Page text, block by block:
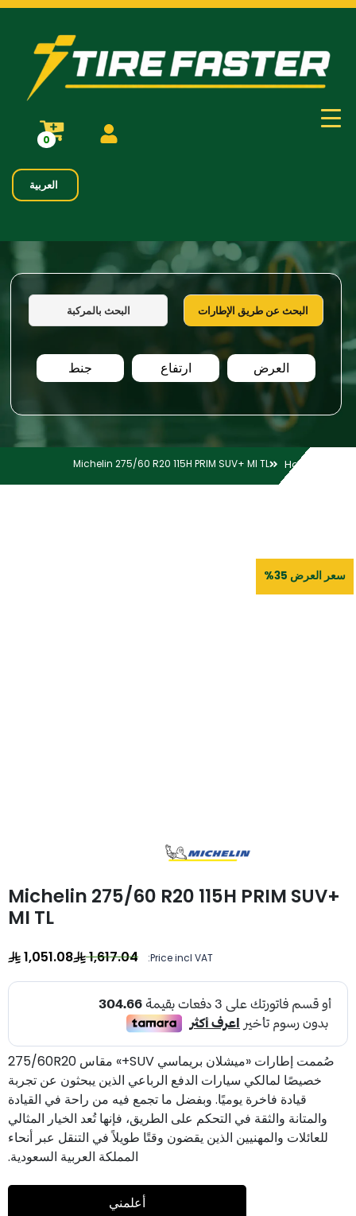
0
العربية
البحث عن طريق الإطارات البحث بالمركبة
العرض ارتفاع جنط
Home
Michelin 275/60 R20 115H PRIM SUV+ MI TL
سعر العرض 35%
Michelin 275/60 R20 115H PRIM SUV+
MI TL
Price incl VAT:
1,617.04
1,051.08
صُممت إطارات «ميشلان بريماسي SUV+» مقاس 275/60R20
خصيصًا لمالكي سيارات الدفع الرباعي الذين يبحثون عن تجربة
قيادة فاخرة يوميًا. وبفضل ما تجمع فيه من راحة في القيادة
والمتانة والثقة في التحكم على الطريق، فإنها تُعد الخيار المثالي
للعائلات والمهنيين الذين يقضون وقتًا طويلاً في التنقل عبر أنحاء
المملكة العربية السعودية.
أعلمني